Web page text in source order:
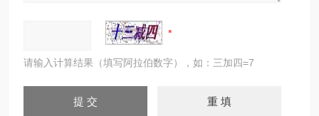
请输入计算结果（填写阿拉伯数字），如：三加四=7